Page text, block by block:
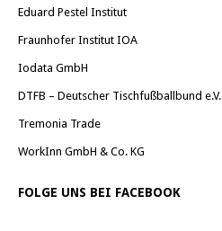
Eduard Pestel Institut
Fraunhofer Institut IOA
Iodata GmbH
DTFB – Deutscher Tischfußballbund e.V.
Tremonia Trade
WorkInn GmbH & Co. KG
FOLGE UNS BEI FACEBOOK